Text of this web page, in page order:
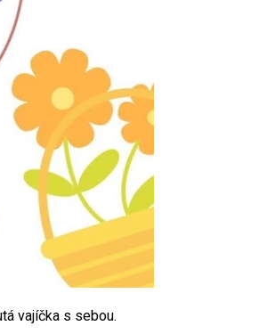
vajíčka s sebou.